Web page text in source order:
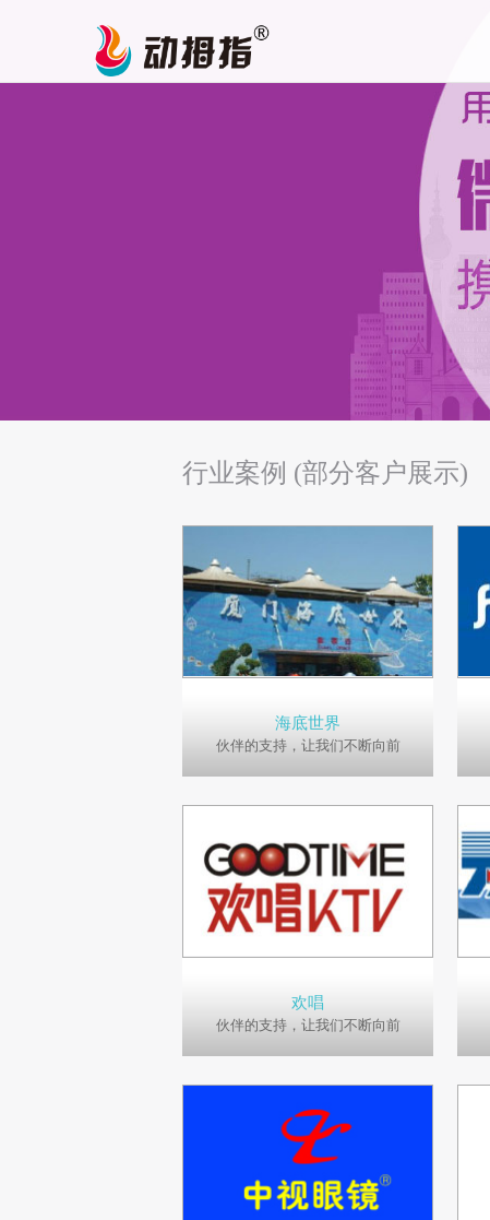
行业案例 (部分客户展示)
海底世界
伙伴的支持，让我们不断向前
欢唱
伙伴的支持，让我们不断向前